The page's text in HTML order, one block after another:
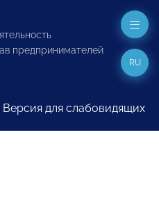
предпринимателей
Версия для слабовидящих
RU